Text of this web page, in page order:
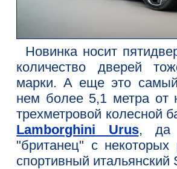
Новинка носит
количество дверей
марки. А еще это
нем более 5,1 метра от
трехметровой колесной
Lamborghini Urus, да
"британец" с
спортивный итальянский